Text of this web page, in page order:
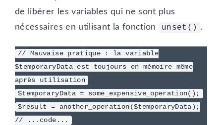
de libérer les variables qui ne sont plus
nécessaires en utilisant la fonction
unset() .
// Mauvaise pratique : la variable
$temporaryData est toujours en mémoire même
après utilisation
$temporaryData = some_expensive_operation();
$result = another_operation($temporaryData);
// ...code...